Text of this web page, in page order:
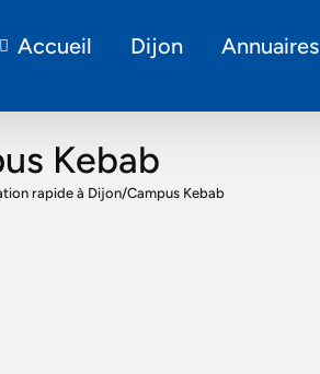
Accueil Dijon Annuaires
Kebab
rapide à Dijon/Campus Kebab